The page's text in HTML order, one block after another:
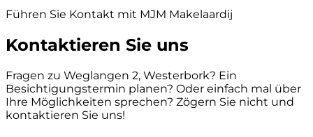
Führen Sie Kontakt mit MJM Makelaardij
Kontaktieren Sie uns
Fragen zu Weglangen 2, Westerbork? Ein
Besichtigungstermin planen? Oder einfach mal über
Ihre Möglichkeiten sprechen? Zögern Sie nicht und
kontaktieren Sie uns!